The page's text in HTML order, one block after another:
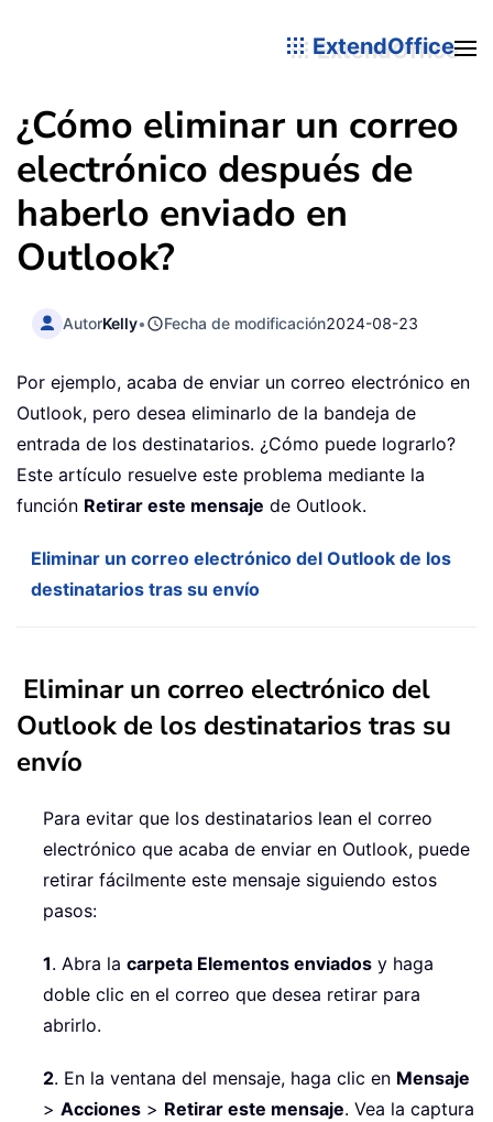
ExtendOffice
¿Cómo eliminar un correo
electrónico después de
haberlo enviado en
Outlook?
AutorKelly• Fecha de modificación2024-08-23
Por ejemplo, acaba de enviar un correo electrónico en
Outlook, pero desea eliminarlo de la bandeja de
entrada de los destinatarios. ¿Cómo puede lograrlo?
Este artículo resuelve este problema mediante la
función Retirar este mensaje de Outlook.
Eliminar un correo electrónico del Outlook de los
destinatarios tras su envío
Eliminar un correo electrónico del
Outlook de los destinatarios tras su
envío
Para evitar que los destinatarios lean el correo
electrónico que acaba de enviar en Outlook, puede
retirar fácilmente este mensaje siguiendo estos
pasos:
1. Abra la carpeta Elementos enviados y haga
doble clic en el correo que desea retirar para
abrirlo.
2. En la ventana del mensaje, haga clic en Mensaje
> Acciones > Retirar este mensaje. Vea la captura